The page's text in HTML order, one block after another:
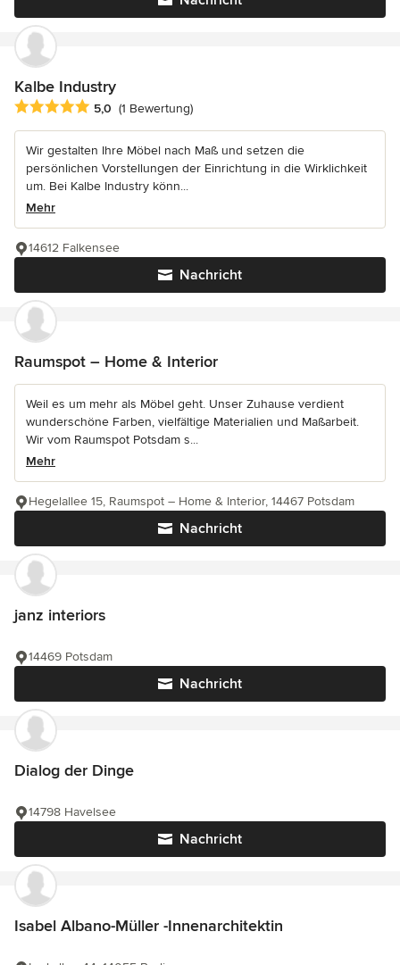
Kalbe Industry
Durchschnittliche Bewertung: 5 von 5 Sternen
5,0 (1 Bewertung)
Wir gestalten Ihre Möbel nach Maß und setzen die
persönlichen Vorstellungen der Einrichtung in die Wirklichkeit
um. Bei Kalbe Industry könn...
Mehr
Nachricht
14612 Falkensee
Raumspot – Home & Interior
Weil es um mehr als Möbel geht. Unser Zuhause verdient
wunderschöne Farben, vielfältige Materialien und Maßarbeit.
Wir vom Raumspot Potsdam s...
Mehr
Nachricht
Hegelallee 15, Raumspot – Home & Interior, 14467 Potsdam
janz interiors
Nachricht
14469 Potsdam
Dialog der Dinge
Nachricht
14798 Havelsee
Isabel Albano-Müller -Innenarchitektin